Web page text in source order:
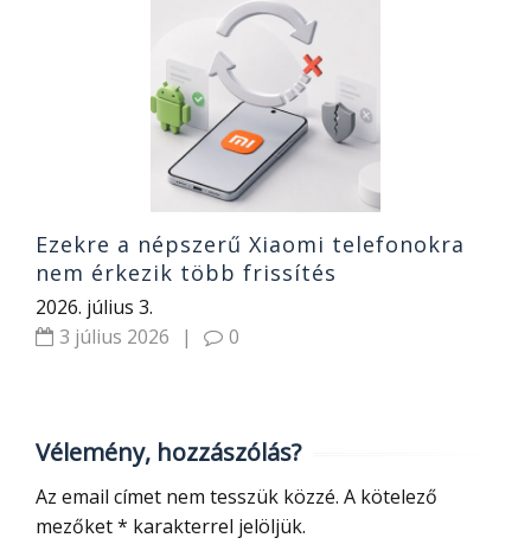
Ezekre a népszerű Xiaomi telefonokra
nem érkezik több frissítés
2026. július 3.
3 július 2026
| 0
Vélemény, hozzászólás?
Az email címet nem tesszük közzé. A kötelező
mezőket* karakterrel jelöljük.